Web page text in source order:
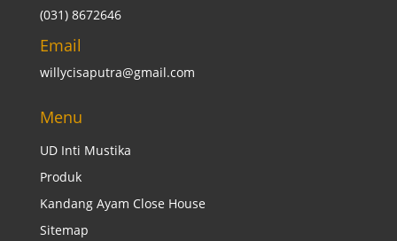
(031) 8672646
Email
willycisaputra@gmail.com
Menu
UD Inti Mustika
Produk
Kandang Ayam Close House
Sitemap